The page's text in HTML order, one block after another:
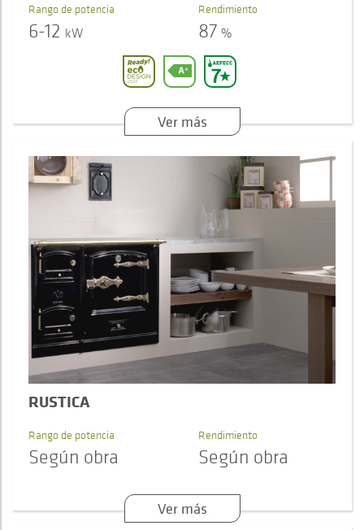
Rango de potencia
6-12 kW
Rendimiento
87 %
Ver más
RUSTICA
Rango de potencia
Según obra
Rendimiento
Según obra
Ver más